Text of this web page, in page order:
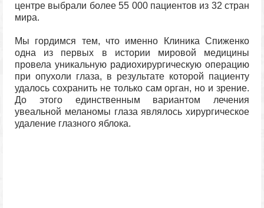
центре выбрали более 55 000 пациентов из 32 стран
мира.
Мы гордимся тем, что именно Клиника Спиженко
одна из первых в истории мировой медицины
провела уникальную радиохирургическую операцию
при опухоли глаза, в результате которой пациенту
удалось сохранить не только сам орган, но и зрение.
До этого единственным вариантом лечения
увеальной меланомы глаза являлось хирургическое
удаление глазного яблока.